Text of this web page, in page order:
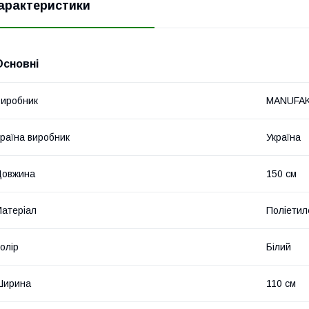
виробник Україна
150 см
Білий
110 см